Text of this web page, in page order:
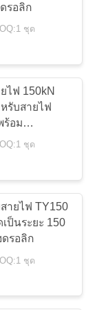
47
อง
276
รอลิก
ชุด
ไฟ 150kN
รับสายไฟ
ร้อม
ชุด
ายไฟ TY150
ป็นระยะ 150
ดรอลิก
ชุด